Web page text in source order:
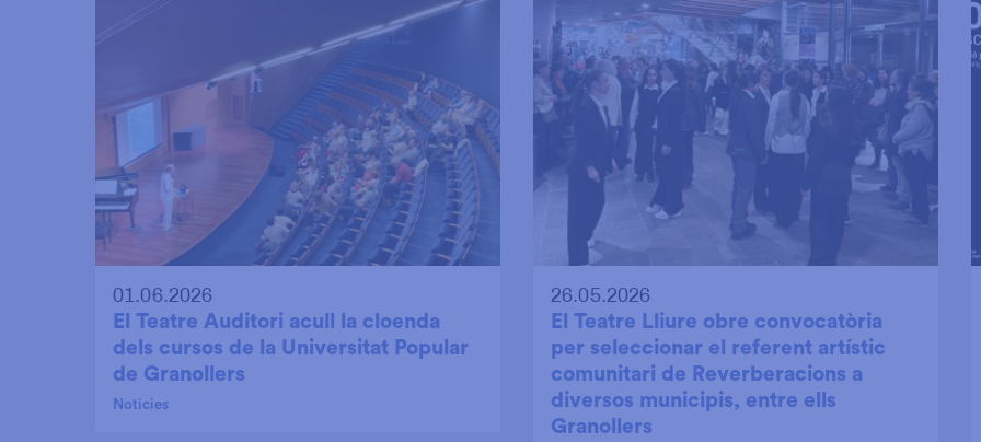
01.06.2026
El Teatre Auditori acull la cloenda
dels cursos de la Universitat Popular
de Granollers
Noticies
26.05.2026
El Teatre Lliure obre convocatòria
per seleccionar el referent artístic
comunitari de Reverberacions a
diversos municipis, entre ells
Granollers